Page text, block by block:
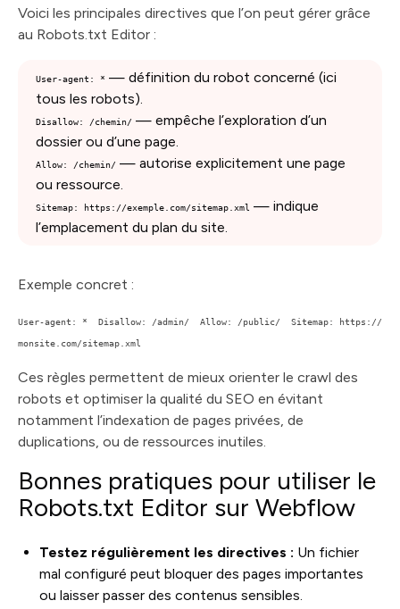
Voici les principales directives que l’on peut gérer grâce
au Robots.txt Editor :
User-agent: * — définition du robot concerné (ici
tous les robots).
Disallow: /chemin/ — empêche l’exploration d’un
dossier ou d’une page.
Allow: /chemin/ — autorise explicitement une page
ou ressource.
Sitemap: https://exemple.com/sitemap.xml — indique
l’emplacement du plan du site.
Exemple concret :
User-agent: * Disallow: /admin/ Allow: /public/ Sitemap: https://
monsite.com/sitemap.xml
Ces règles permettent de mieux orienter le crawl des
robots et optimiser la qualité du SEO en évitant
notamment l’indexation de pages privées, de
duplications, ou de ressources inutiles.
Bonnes pratiques pour utiliser le
Robots.txt Editor sur Webflow
Testez régulièrement les directives : Un fichier
mal configuré peut bloquer des pages importantes
ou laisser passer des contenus sensibles.